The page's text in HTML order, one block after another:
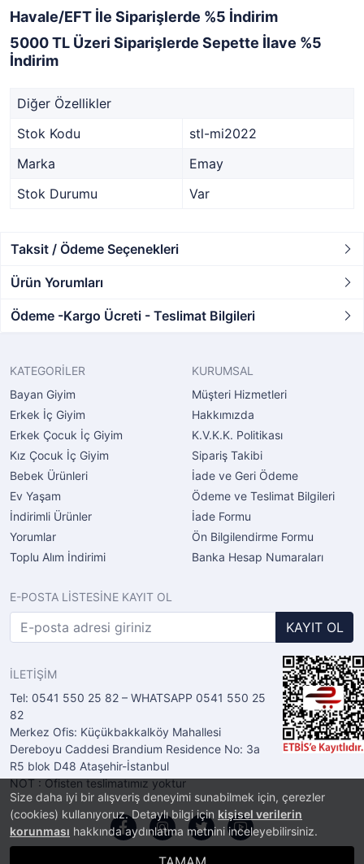
Size daha iyi bir alışveriş deneyimi sunabilmek için, çerezler
(cookies) kullanıyoruz. Detaylı bilgi için kişisel verilerin
korunması hakkında aydınlatma metnini inceleyebilirsiniz.
Havale/EFT İle Siparişlerde %5 İndirim
5000 TL Üzeri Siparişlerde Sepette İlave %5
İndirim
Diğer Özellikler
Stok Kodu
stl-mi2022
Marka
Emay
Stok Durumu
Var
Taksit / Ödeme Seçenekleri
Ürün Yorumları
Ödeme -Kargo Ücreti - Teslimat Bilgileri
KATEGORİLER
Bayan Giyim
Erkek İç Giyim
Erkek Çocuk İç Giyim
Kız Çocuk İç Giyim
Bebek Ürünleri
Ev Yaşam
İndirimli Ürünler
Yorumlar
Toplu Alım İndirimi
KURUMSAL
Müşteri Hizmetleri
Hakkımızda
K.V.K.K. Politikası
Sipariş Takibi
İade ve Geri Ödeme
Ödeme ve Teslimat Bilgileri
İade Formu
Ön Bilgilendirme Formu
Banka Hesap Numaraları
E-POSTA LİSTESİNE KAYIT OL
KAYIT OL
İLETİŞİM
Tel: 0541 550 25 82 – WHATSAPP 0541 550 25
82
Merkez Ofis: Küçükbakkalköy Mahallesi
Dereboyu Caddesi Brandium Residence No: 3a
R5 blok D48 Ataşehir-İstanbul
NOT : Ofisten teslimatımız yoktur